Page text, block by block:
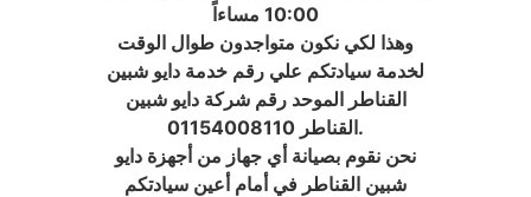
10:00 مساءاً
وهذا لكي نكون متواجدون طوال الوقت
لخدمة سيادتكم علي رقم خدمة دايو شبين
القناطر الموحد رقم شركة دايو شبين
القناطر 01154008110.
نحن نقوم بصيانة أي جهاز من أجهزة دايو
شبين القناطر في أمام أعين سيادتكم